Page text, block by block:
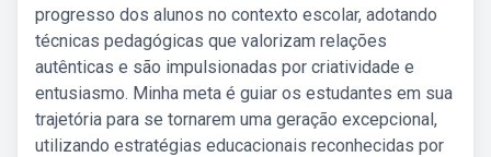
progresso dos alunos no contexto escolar, adotando
técnicas pedagógicas que valorizam relações
autênticas e são impulsionadas por criatividade e
entusiasmo. Minha meta é guiar os estudantes em sua
trajetória para se tornarem uma geração excepcional,
utilizando estratégias educacionais reconhecidas por